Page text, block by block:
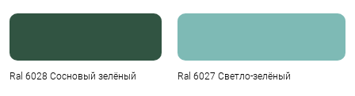
Ral 6028 Сосновый зелёный Ral 6027 Светло-зелёный